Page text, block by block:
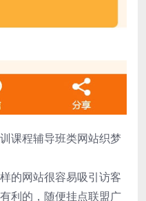
课程辅导班类网站织梦
的网站很容易吸引访客
利的，随便挂点联盟广